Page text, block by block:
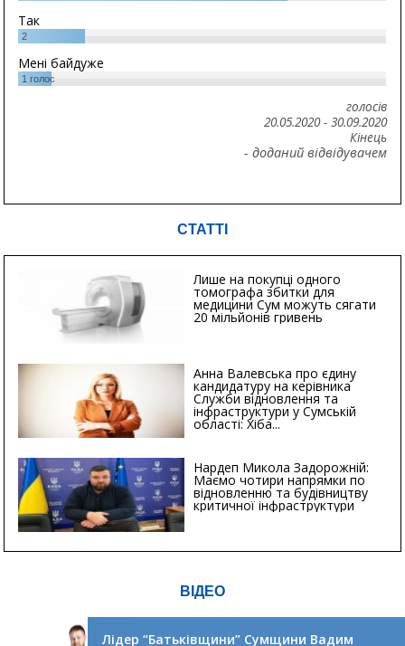
Так
2
Мені байдуже
1 голос
голосів
20.05.2020- 30.09.2020
Кінець
- доданий відвідувачем
СТАТТІ
Лише на покупці одного
томографа збитки для
медицини Сум можуть сягати
20 мільйонів гривень
Анна Валевська про єдину
кандидатуру на керівника
Служби відновлення та
інфраструктури у Сумській
області: Хіба...
Нардеп Микола Задорожній:
Маємо чотири напрямки по
відновленню та будівництву
критичної інфраструктури
ВІДЕО
Лідер “Батьківщини” Сумщини Вадим